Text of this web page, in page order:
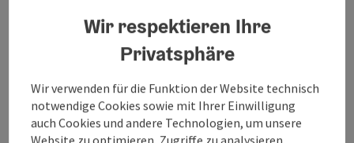
Einige AusblickeWir respektieren Ihre
Privatsphäre
Wir verwenden für die Funktion der Website technisch
notwendige Cookies sowie mit Ihrer Einwilligung
auch Cookies und andere Technologien, um unsere
Website zu optimieren, Zugriffe zu analysieren,